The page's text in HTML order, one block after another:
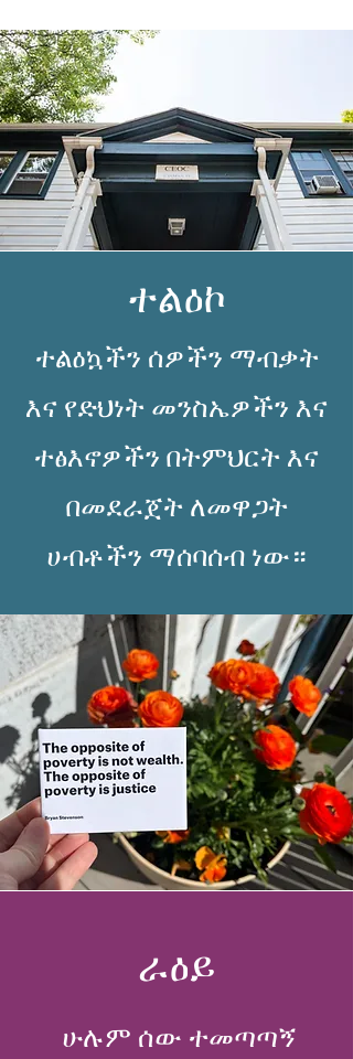
ተልዕኮ
ተልዕኳችን ሰዎችን ማብቃት
እና የድህነት መንስኤዎችን እና
ተፅእኖዎችን በትምህርት እና
በመደራጀት ለመዋጋት
ሀብቶችን ማሰባሰብ ነው።
ራዕይ
ሁሉም ሰው ተመጣጣኝ